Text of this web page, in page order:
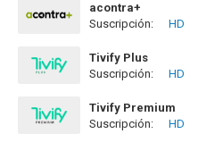
acontra+
Suscripción:
HD
Tivify Plus
Disponible hasta el Mar, 26
Suscripción: HD
Tivify Premium
Disponible hasta el Mar, 26
Suscripción: HD